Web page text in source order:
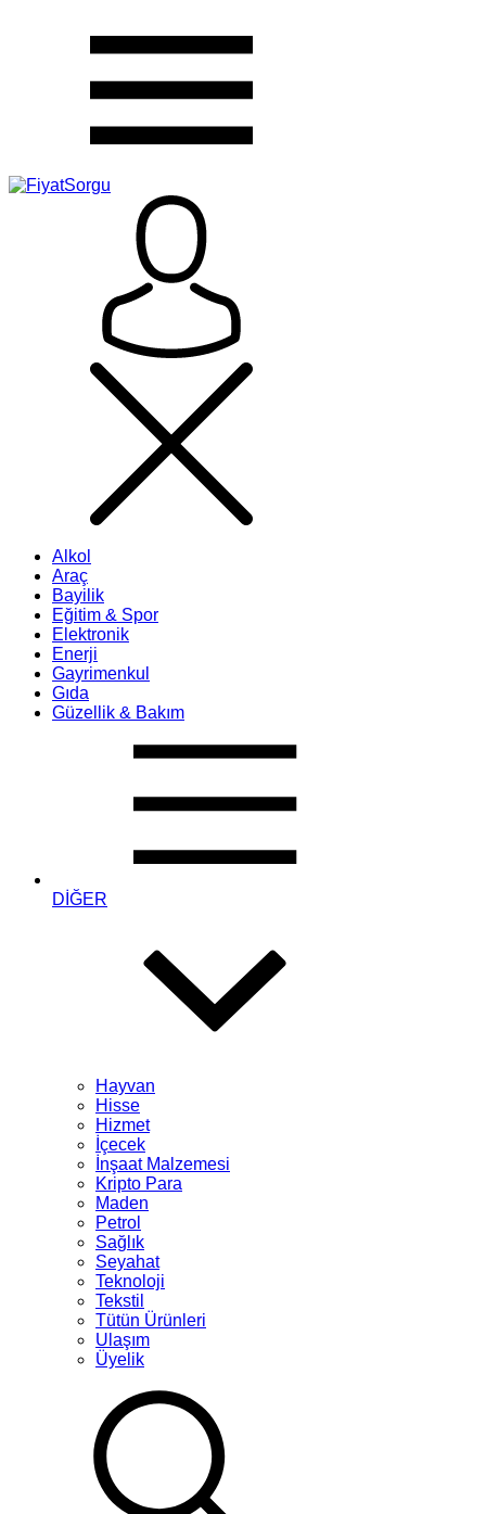
Alkol
Araç
Bayilik
Eğitim & Spor
Elektronik
Enerji
Gayrimenkul
Gıda
Güzellik & Bakım
DİĞER
Hayvan
Hisse
Hizmet
İçecek
İnşaat Malzemesi
Kripto Para
Maden
Petrol
Sağlık
Seyahat
Teknoloji
Tekstil
Tütün Ürünleri
Ulaşım
Üyelik